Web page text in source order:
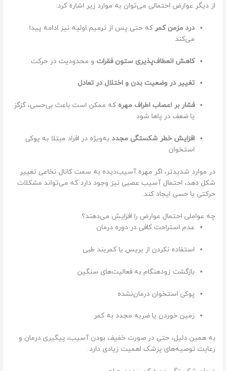
از دیگر عوارض احتمالی می‌توان به موارد زیر اشاره کرد:
درد مزمن کمر که حتی پس از ترمیم اولیه نیز ادامه پیدا
می‌کند
کاهش انعطاف‌پذیری ستون فقرات و محدودیت در حرکت
تغییر در وضعیت بدن و اختلال در تعادل
فشار بر اعصاب اطراف مهره که ممکن است باعث بی‌حسی، گزگز
یا ضعف در پاها شود
افزایش خطر شکستگی مجدد به‌ویژه در افراد مبتلا به پوکی
استخوان
در موارد شدیدتر، اگر مهره آسیب‌دیده به سمت کانال نخاعی تغییر
شکل دهد، احتمال آسیب عصبی نیز وجود دارد که می‌تواند مشکلات
حرکتی یا حسی ایجاد کند.
چه عواملی احتمال عوارض را افزایش می‌دهند؟
عدم استراحت کافی در دوره درمان
استفاده نکردن از بریس یا کمربند طبی
بازگشت زودهنگام به فعالیت‌های سنگین
پوکی استخوان درمان‌نشده
زمین خوردن یا ضربه مجدد به کمر
به همین دلیل، حتی در صورت خفیف بودن آسیب، پیگیری درمان و
رعایت توصیه‌های پزشک اهمیت زیادی دارد.